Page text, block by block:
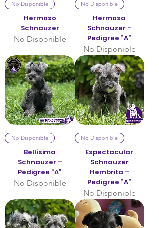
No Disponible
Hermoso
Schnauzer
No Disponible
No Disponible
Hermosa
Schnauzer –
Pedigree “A”
No Disponible
No Disponible
Bellísima
Schnauzer –
Pedigree “A”
No Disponible
No Disponible
Espectacular
Schnauzer
Hembrita –
Pedigree “A”
No Disponible